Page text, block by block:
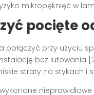
mikropęknięć w
pocięte
połączyć przy użyciu
bez lutowania
straty na stykach i